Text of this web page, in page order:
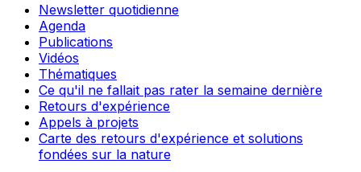
Newsletter quotidienne
Agenda
Publications
Vidéos
Thématiques
Ce qu'il ne fallait pas rater la semaine dernière
Retours d'expérience
Appels à projets
Carte des retours d'expérience et solutions
fondées sur la nature